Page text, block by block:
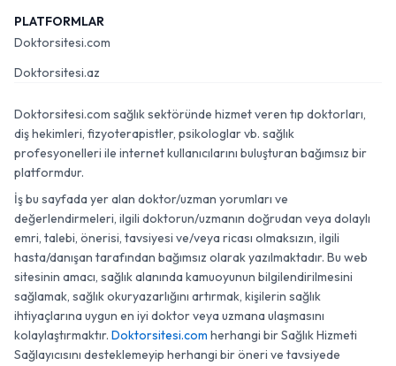
PLATFORMLAR
Doktorsitesi.com
Doktorsitesi.az
Doktorsitesi.com sağlık sektöründe hizmet veren tıp doktorları,
diş hekimleri, fizyoterapistler, psikologlar vb. sağlık
profesyonelleri ile internet kullanıcılarını buluşturan bağımsız bir
platformdur.
İş bu sayfada yer alan doktor/uzman yorumları ve
değerlendirmeleri, ilgili doktorun/uzmanın doğrudan veya dolaylı
emri, talebi, önerisi, tavsiyesi ve/veya ricası olmaksızın, ilgili
hasta/danışan tarafından bağımsız olarak yazılmaktadır. Bu web
sitesinin amacı, sağlık alanında kamuoyunun bilgilendirilmesini
sağlamak, sağlık okuryazarlığını artırmak, kişilerin sağlık
ihtiyaçlarına uygun en iyi doktor veya uzmana ulaşmasını
kolaylaştırmaktır. Doktorsitesi.com herhangi bir Sağlık Hizmeti
Sağlayıcısını desteklemeyip herhangi bir öneri ve tavsiyede